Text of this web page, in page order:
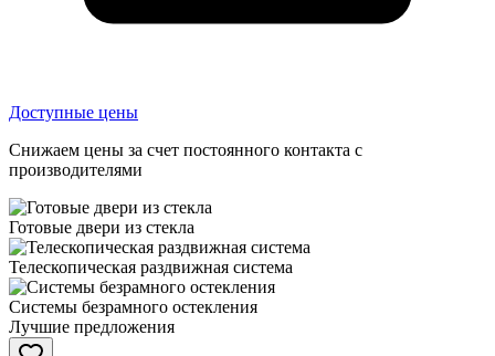
Доступные цены
Снижаем цены за счет постоянного контакта с
производителями
Готовые двери из стекла
Телескопическая раздвижная система
Системы безрамного остекления
Лучшие предложения